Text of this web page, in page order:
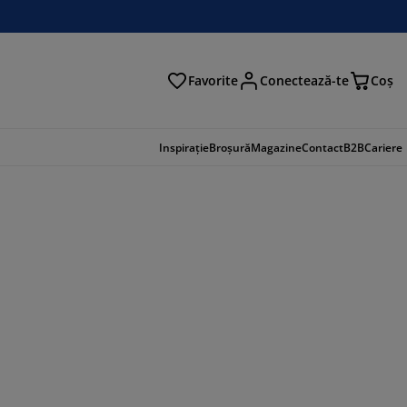
Favorite Conectează-te Coş
InspirațieBroșurăMagazineContactB2BCariere